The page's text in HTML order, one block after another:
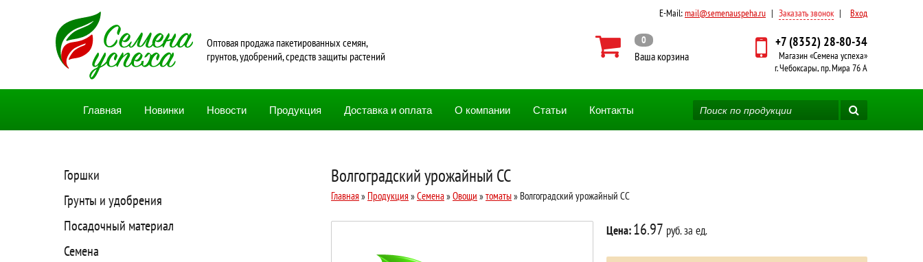
E-Mail:mail@semenauspeha.ru | Заказать звонок | Вход
Oптовая продажа пакетированных семян,
грунтов, удобрений, средств защиты растений
0
Ваша корзина
+7 (8352) 28-80-34
Магазин «Семена успеха»
г. Чебоксары, пр. Мира 76 А
Главная Новинки Новости Продукция Доставка и оплата О компании Статьи Контакты
Горшки
Грунты и удобрения
Посадочный материал
Семена
Волгоградский урожайный СС
Главная » Продукция »Семена»Овощи »томаты» Волгоградский урожайный СС
Цена:16.97 руб. за ед.